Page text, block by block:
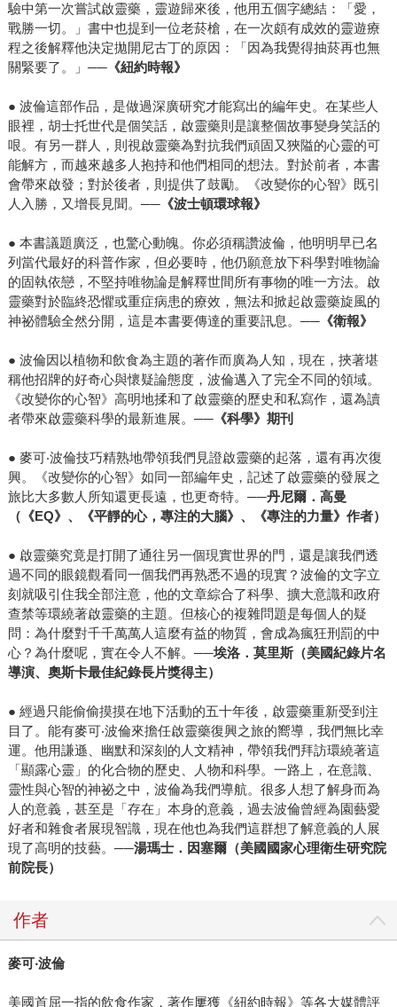
驗中第一次嘗試啟靈藥，靈遊歸來後，他用五個字總結：「愛，
戰勝一切。」書中也提到一位老菸槍，在一次頗有成效的靈遊療
程之後解釋他決定拋開尼古丁的原因：「因為我覺得抽菸再也無
關緊要了。」 ──《紐約時報》
● 波倫這部作品，是做過深廣研究才能寫出的編年史。在某些人
眼裡，胡士托世代是個笑話，啟靈藥則是讓整個故事變身笑話的
哏。有另一群人，則視啟靈藥為對抗我們頑固又狹隘的心靈的可
能解方，而越來越多人抱持和他們相同的想法。對於前者，本書
會帶來啟發；對於後者，則提供了鼓勵。《改變你的心智》既引
人入勝，又增長見聞。 ──《波士頓環球報》
● 本書議題廣泛，也驚心動魄。你必須稱讚波倫，他明明早已名
列當代最好的科普作家，但必要時，他仍願意放下科學對唯物論
的固執依戀，不堅持唯物論是解釋世間所有事物的唯一方法。啟
靈藥對於臨終恐懼或重症病患的療效，無法和掀起啟靈藥旋風的
神祕體驗全然分開，這是本書要傳達的重要訊息。 ──《衛報》
● 波倫因以植物和飲食為主題的著作而廣為人知，現在，挾著堪
稱他招牌的好奇心與懷疑論態度，波倫邁入了完全不同的領域。
《改變你的心智》高明地揉和了啟靈藥的歷史和私寫作，還為讀
者帶來啟靈藥科學的最新進展。 ──《科學》期刊
● 麥可‧波倫技巧精熟地帶領我們見證啟靈藥的起落，還有再次復
興。《改變你的心智》如同一部編年史，記述了啟靈藥的發展之
旅比大多數人所知還更長遠，也更奇特。 ──丹尼爾．高曼
（《EQ》、《平靜的心，專注的大腦》、《專注的力量》作者）
● 啟靈藥究竟是打開了通往另一個現實世界的門，還是讓我們透
過不同的眼鏡觀看同一個我們再熟悉不過的現實？波倫的文字立
刻就吸引住我全部注意，他的文章綜合了科學、擴大意識和政府
查禁等環繞著啟靈藥的主題。但核心的複雜問題是每個人的疑
問：為什麼對千千萬萬人這麼有益的物質，會成為瘋狂刑罰的中
心？為什麼呢，實在令人不解。 ──埃洛．莫里斯（美國紀錄片名
導演、奧斯卡最佳紀錄長片獎得主）
● 經過只能偷偷摸摸在地下活動的五十年後，啟靈藥重新受到注
目了。能有麥可‧波倫來擔任啟靈藥復興之旅的嚮導，我們無比幸
運。他用謙遜、幽默和深刻的人文精神，帶領我們拜訪環繞著這
「顯露心靈」的化合物的歷史、人物和科學。一路上，在意識、
靈性與心智的神祕之中，波倫為我們導航。很多人想了解身而為
人的意義，甚至是「存在」本身的意義，過去波倫曾經為園藝愛
好者和雜食者展現智識，現在他也為我們這群想了解意義的人展
現了高明的技藝。 ──湯瑪士．因塞爾（美國國家心理衛生研究院
前院長）
作者
麥可‧波倫
美國首屈一指的飲食作家，著作屢獲《紐約時報》等各大媒體評